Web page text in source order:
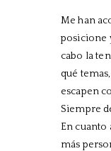
Me han
posicione
cabo la
qué
escapen
Siempre
En cuanto
más